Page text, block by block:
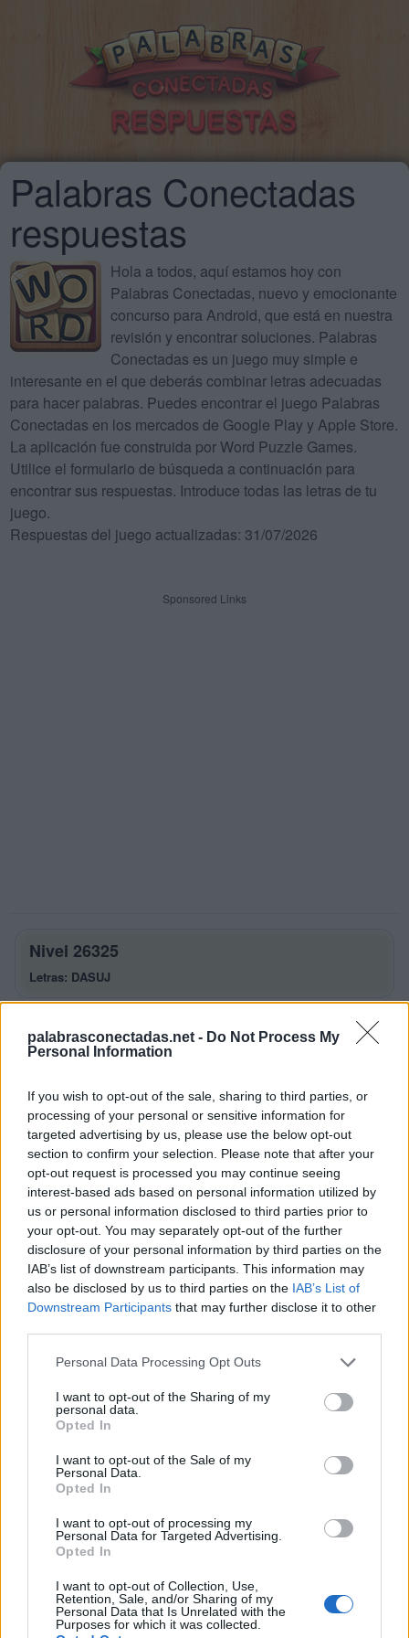
palabrasconectadas.net - Do Not Process My
Personal Information
If you wish to opt-out of the sale, sharing to third parties, or
processing of your personal or sensitive information for
targeted advertising by us, please use the below opt-out
section to confirm your selection. Please note that after your
opt-out request is processed you may continue seeing
interest-based ads based on personal information utilized by
us or personal information disclosed to third parties prior to
your opt-out. You may separately opt-out of the further
disclosure of your personal information by third parties on the
IAB’s list of downstream participants. This information may
also be disclosed by us to third parties on the IAB’s List of
Downstream Participants that may further disclose it to other
Personal Data Processing Opt Outs
I want to opt-out of the Sharing of my
personal data.
Opted In
I want to opt-out of the Sale of my
Personal Data.
Opted In
I want to opt-out of processing my
Personal Data for Targeted Advertising.
Opted In
I want to opt-out of Collection, Use,
Retention, Sale, and/or Sharing of my
Personal Data that Is Unrelated with the
Purposes for which it was collected.
Palabras Conectadas
respuestas
Hola a todos, aquí estamos hoy con
Palabras Conectadas, nuevo y emocionante
concurso para Android, que está en nuestra
revisión y encontrar soluciones. Palabras
Conectadas es un juego muy simple e
interesante en el que deberás combinar letras adecuadas
para hacer palabras. Puedes encontrar el juego Palabras
Conectadas en los mercados de Google Play y Apple Store.
La aplicación fue construida por Word Puzzle Games.
Utilice el formulario de búsqueda a continuación para
encontrar sus respuestas. Introduce todas las letras de tu
juego.
Respuestas del juego actualizadas: 31/07/2026
Sponsored Links
Nivel 26325
Letras: DASUJ
Palabras Conectadas Nivel 26325
respuestas
D
A
S
U
S
A
S
U D
A
J
U D A
S
Palabras extra:
U
S A D
RESPUESTAS
Por favor seleccione los niveles:
Palabras Conectadas Respuesta de nivel 26320
Palabras Conectadas Respuesta de nivel 26321
Palabras Conectadas Respuesta de nivel 26322
Palabras Conectadas Respuesta de nivel 26323
Palabras Conectadas Respuesta de nivel 26325
Palabras Conectadas Respuesta de nivel 26326